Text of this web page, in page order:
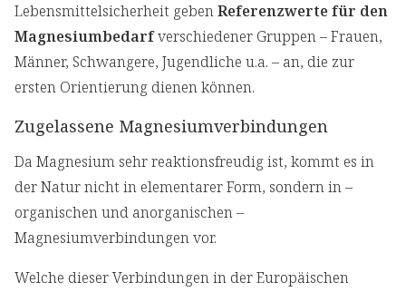
Lebensmittelsicherheit gebenReferenzwerte für den
Magnesiumbedarfverschiedener Gruppen – Frauen,
Männer, Schwangere, Jugendliche u.a. – an, die zur
ersten Orientierung dienen können.
Zugelassene Magnesiumverbindungen
Da Magnesium sehr reaktionsfreudig ist, kommt es in
der Natur nicht in elementarer Form, sondern in –
organischen und anorganischen –
Magnesiumverbindungen vor.
Welche dieser Verbindungen in der Europäischen